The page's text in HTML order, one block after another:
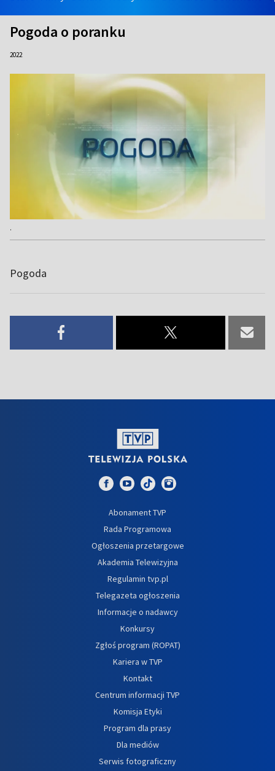
Pogoda o poranku
2022
.
Pogoda
Abonament TVP
Rada Programowa
Ogłoszenia przetargowe
Akademia Telewizyjna
Regulamin tvp.pl
Telegazeta ogłoszenia
Informacje o nadawcy
Konkursy
Zgłoś program (ROPAT)
Kariera w TVP
Kontakt
Centrum informacji TVP
Komisja Etyki
Program dla prasy
Dla mediów
Serwis fotograficzny